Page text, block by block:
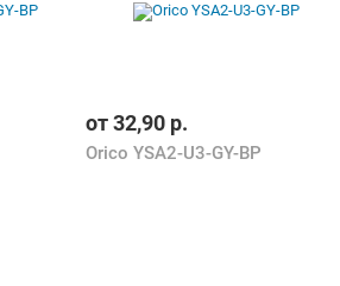
от32,90 р.
Orico YSA2-U3-GY-BP